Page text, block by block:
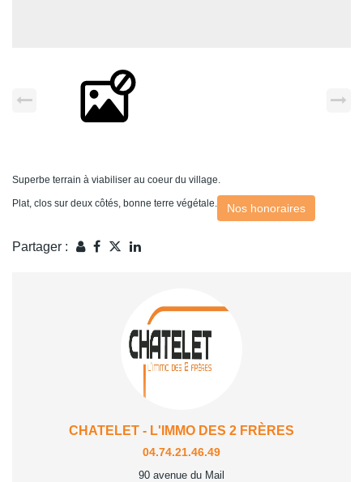
Superbe terrain à viabiliser au coeur du village.
Plat, clos sur deux côtés, bonne terre végétale. Nos honoraires
Partager :
CHATELET - L'IMMO DES 2 FRÈRES
04.74.21.46.49
90 avenue du Mail